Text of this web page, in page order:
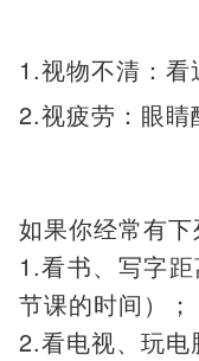
1.视物不清：
2.视疲劳：眼
如果你经常有
1.看书、写字
节课的时间）；
2.看电视、玩